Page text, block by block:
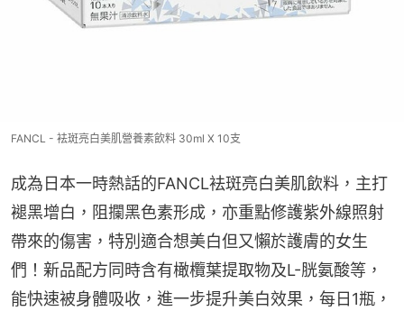
FANCL - 袪斑亮白美肌營養素飲料 30ml X 10支
成為日本一時熱話的FANCL袪斑亮白美肌飲料，主打
褪黑增白，阻攔黑色素形成，亦重點修護紫外線照射
帶來的傷害，特別適合想美白但又懶於護膚的女生
們！新品配方同時含有橄欖葉提取物及L-胱氨酸等，
能快速被身體吸收，進一步提升美白效果，每日1瓶，